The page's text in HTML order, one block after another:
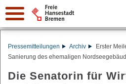
Suche:
Pressemitteilungen Archiv
Erster
Sanierung des ehemaligen
Die Senatorin für